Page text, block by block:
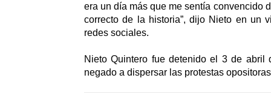
era un día más que me sentía convencido
correcto de la historia”, dijo Nieto en un
redes sociales.
Nieto Quintero fue detenido el 3 de abril
negado a dispersar las protestas